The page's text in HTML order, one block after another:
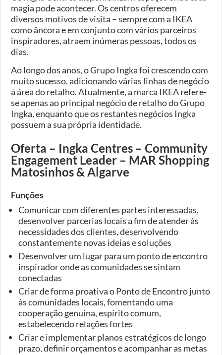
magia pode acontecer. Os centros oferecem
diversos motivos de visita – sempre com a IKEA
como âncora e em conjunto com vários parceiros
inspiradores, atraem inúmeras pessoas, todos os
dias.
Ao longo dos anos, o Grupo Ingka foi crescendo com
muito sucesso, adicionando várias linhas de negócio
à área do retalho. Atualmente, a marca IKEA refere-
se apenas ao principal negócio de retalho do Grupo
Ingka, enquanto que os restantes negócios Ingka
possuem a sua própria identidade.
Oferta – Ingka Centres – Community
Engagement Leader – MAR Shopping
Matosinhos & Algarve
Funções
Comunicar com diferentes partes interessadas,
desenvolver parcerias locais a fim de atender às
necessidades dos clientes, desenvolvendo
constantemente novas ideias e soluções
Desenvolver um lugar para um ponto de encontro
inspirador onde as comunidades se sintam
conectadas
Criar de forma proativa o Ponto de Encontro junto
às comunidades locais, fomentando uma
cooperação genuína, espírito comum,
estabelecendo relações fortes
Criar e implementar planos estratégicos de longo
prazo, definir orçamentos e acompanhar as metas